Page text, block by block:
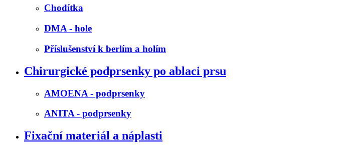
Chodítka
DMA - hole
Příslušenství k berlím a holím
Chirurgické podprsenky po ablaci prsu
AMOENA - podprsenky
ANITA - podprsenky
Fixační materiál a náplasti